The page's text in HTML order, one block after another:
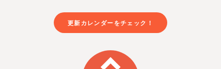
更新カレンダーをチェック！